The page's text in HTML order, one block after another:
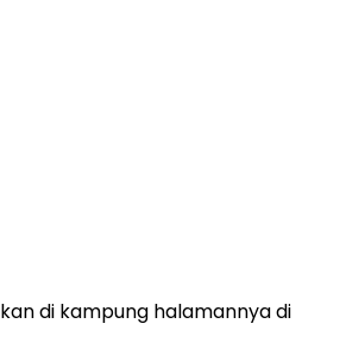
di kampung halamannya di